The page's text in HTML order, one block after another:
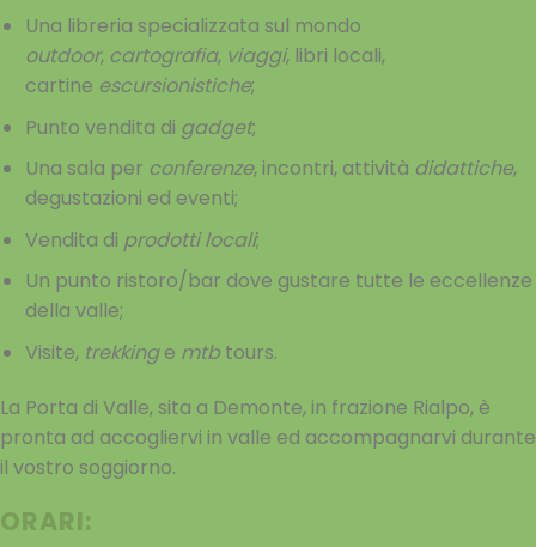
Una libreria specializzata sul mondo
outdoor, cartografia, viaggi, libri locali,
cartine escursionistiche;
Punto vendita di gadget;
Una sala per conferenze, incontri, attività didattiche,
degustazioni ed eventi;
Vendita di prodotti locali;
Un punto ristoro/bar dove gustare tutte le eccellenze
della valle;
Visite, trekkinge mtbtours.
La Porta di Valle, sita a Demonte, in frazione Rialpo, è
pronta ad accogliervi in valle ed accompagnarvi durante
il vostro soggiorno.
ORARI: